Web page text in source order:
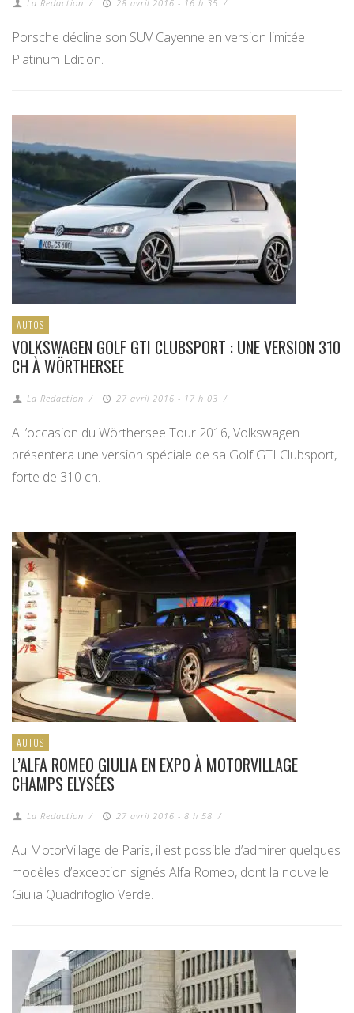
La Redaction / 28 avril 2016 - 16 h 35 /
Porsche décline son SUV Cayenne en version limitée
Platinum Edition.
AUTOS
VOLKSWAGEN GOLF GTI CLUBSPORT : UNE VERSION 310
CH À WÖRTHERSEE
La Redaction / 27 avril 2016 - 17 h 03 /
A l’occasion du Wörthersee Tour 2016, Volkswagen
présentera une version spéciale de sa Golf GTI Clubsport,
forte de 310 ch.
AUTOS
L’ALFA ROMEO GIULIA EN EXPO À MOTORVILLAGE
CHAMPS ELYSÉES
La Redaction / 27 avril 2016 - 8 h 58 /
Au MotorVillage de Paris, il est possible d’admirer quelques
modèles d’exception signés Alfa Romeo, dont la nouvelle
Giulia Quadrifoglio Verde.